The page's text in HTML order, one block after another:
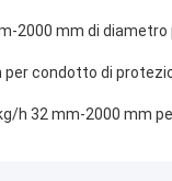
2000 mm di
per condotto di
h 32 mm-2000 mm